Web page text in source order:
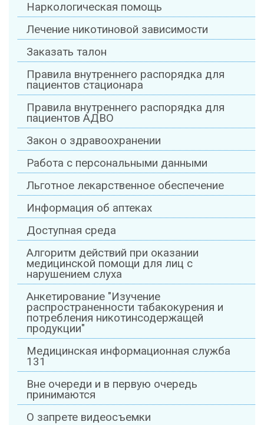
Наркологическая помощь
Лечение никотиновой зависимости
Заказать талон
Правила внутреннего распорядка для
пациентов стационара
Правила внутреннего распорядка для
пациентов АДВО
Закон о здравоохранении
Работа с персональными данными
Льготное лекарственное обеспечение
Информация об аптеках
Доступная среда
Алгоритм действий при оказании
медицинской помощи для лиц с
нарушением слуха
Анкетирование "Изучение
распространенности табакокурения и
потребления никотинсодержащей
продукции"
Медицинская информационная служба
131
Вне очереди и в первую очередь
принимаются
О запрете видеосъемки